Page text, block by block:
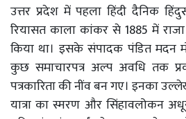
उत्तर प्रदेश में पहला हिंदी दैनिक
रियासत काला कांकर से 1885 में
किया था। इसके संपादक पंडित मदन
कुछ समाचारपत्र अल्प अवधि तक
पत्रकारिता की नींव बन गए। इनका
यात्रा का स्मरण और सिंहावलोकन